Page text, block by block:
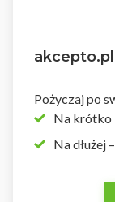
Pożyczaj po
Na krótko
Na dłużej